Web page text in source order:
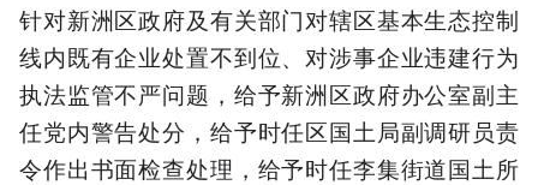
针对新洲区政府及有关部门对辖区基本生态控制
线内既有企业处置不到位、对涉事企业违建行为
执法监管不严问题，给予新洲区政府办公室副主
任党内警告处分，给予时任区国土局副调研员责
令作出书面检查处理，给予时任李集街道国土所